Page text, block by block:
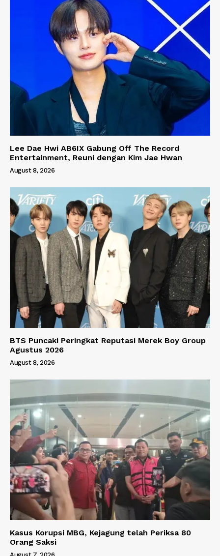
Lee Dae Hwi AB6IX Gabung Off The Record
Entertainment, Reuni dengan Kim Jae Hwan
August 8, 2026
BTS Puncaki Peringkat Reputasi Merek Boy Group
Agustus 2026
August 8, 2026
Kasus Korupsi MBG, Kejagung telah Periksa 80
Orang Saksi